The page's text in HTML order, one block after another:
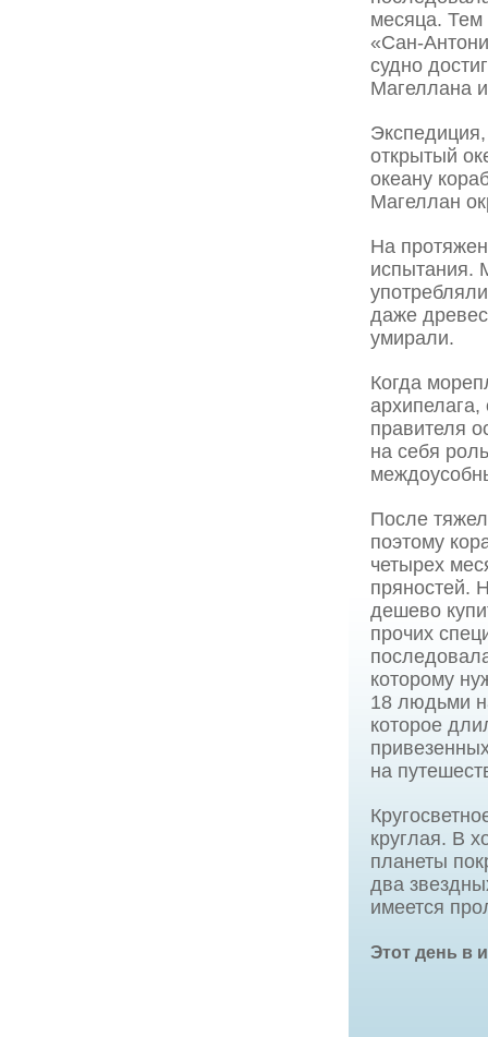
месяца. Тем
«Сан-
судно
Магеллана
открытый
океану
Магеллан
На
испытания.
даже
умирали.
Когда
правителя
на себя
После
поэтому
четырех
пряностей.
дешево
прочих
которому
18 людьми
которое
на
круглая. В
планеты
два
имеется
Этот день в